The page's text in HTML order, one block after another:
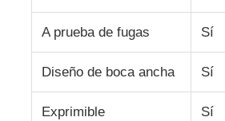
Productos de cocina de silicona
A prueba de fugas Sí
Diseño de boca ancha Sí
Exprimible Sí